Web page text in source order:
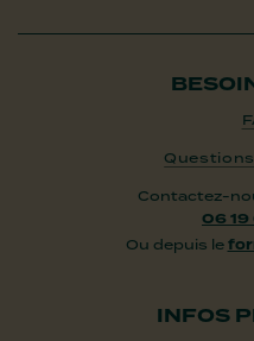
Contactez-
06 19
Ou depuis le
INFOS